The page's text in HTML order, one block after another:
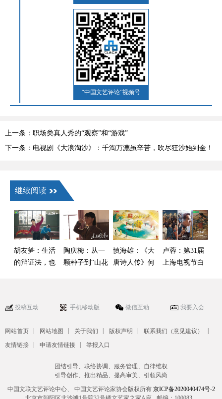
“中国文艺评论”视频号
上一条：职场类真人秀的“观察”和“游戏”
下一条：电视剧《大浪淘沙》：千淘万漉虽辛苦，吹尽狂沙始到金！
继续阅读
胡友笋：生活
的辩证法，也
陶庆梅：从一
颗种子到“山花
慎海雄：《大
唐诗人传》何
卢蓉：第31届
上海电视节白
投稿互动 手机移动版 微信互动 我要入会
网站首页 | 网站地图 | 关于我们 | 版权声明 | 联系我们（意见建议） |
友情链接 | 申请友情链接 | 举报入口
团结引导、联络协调、服务管理、自律维权
引导创作、推出精品、提高审美、引领风尚
中国文联文艺评论中心、 中国文艺评论家协会版权所有 京ICP备2020040474号-2